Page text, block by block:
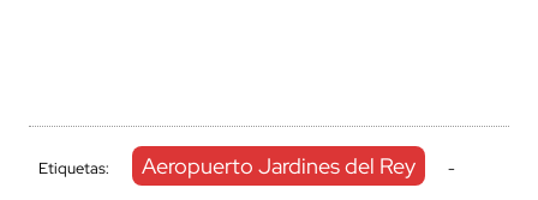
Etiquetas: Aeropuerto Jardines del Rey -